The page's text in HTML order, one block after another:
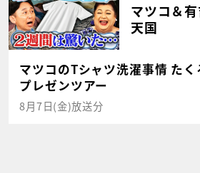
マツコ＆
天国
マツコのTシャツ洗濯事情 た
プレゼンツアー
8月7日(金)放送分